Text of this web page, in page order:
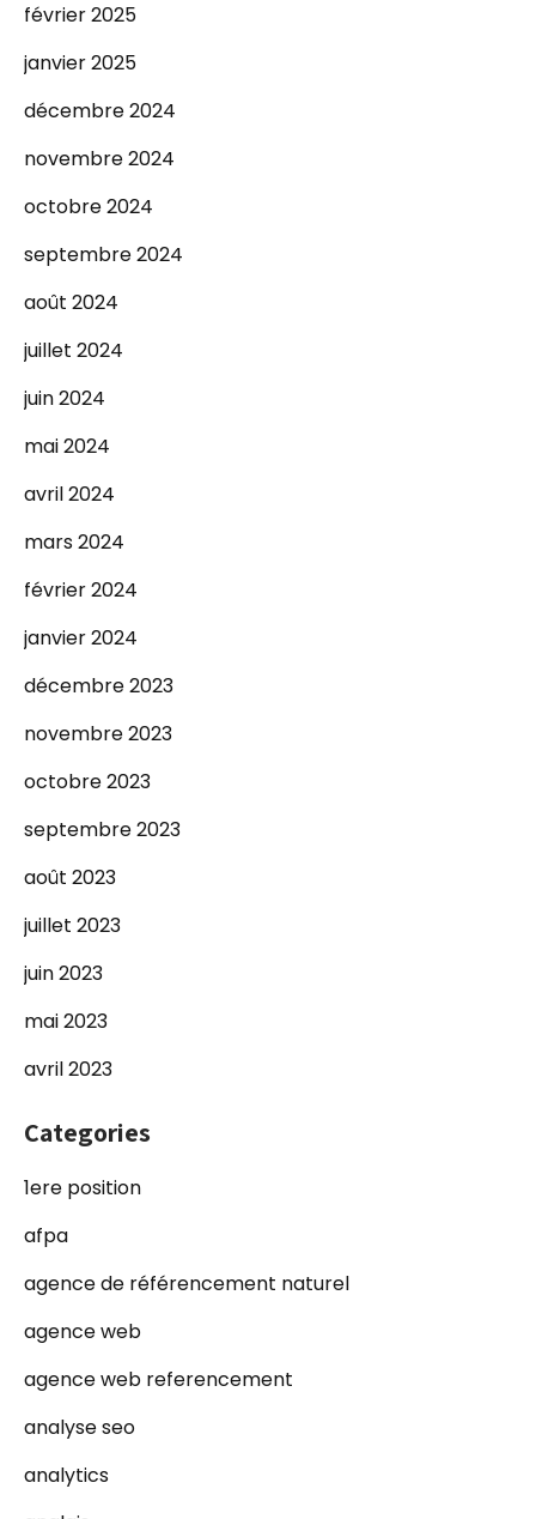
février 2025
janvier 2025
décembre 2024
novembre 2024
octobre 2024
septembre 2024
août 2024
juillet 2024
juin 2024
mai 2024
avril 2024
mars 2024
février 2024
janvier 2024
décembre 2023
novembre 2023
octobre 2023
septembre 2023
août 2023
juillet 2023
juin 2023
mai 2023
avril 2023
Categories
1ere position
afpa
agence de référencement naturel
agence web
agence web referencement
analyse seo
analytics